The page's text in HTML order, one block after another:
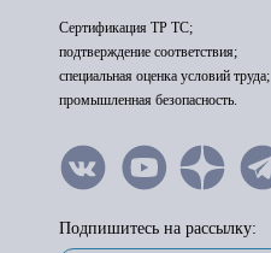
Сертификация ТР ТС;
подтверждение соответствия;
специальная оценка условий труда;
промышленная безопасность.
Подпишитесь на рассылку: